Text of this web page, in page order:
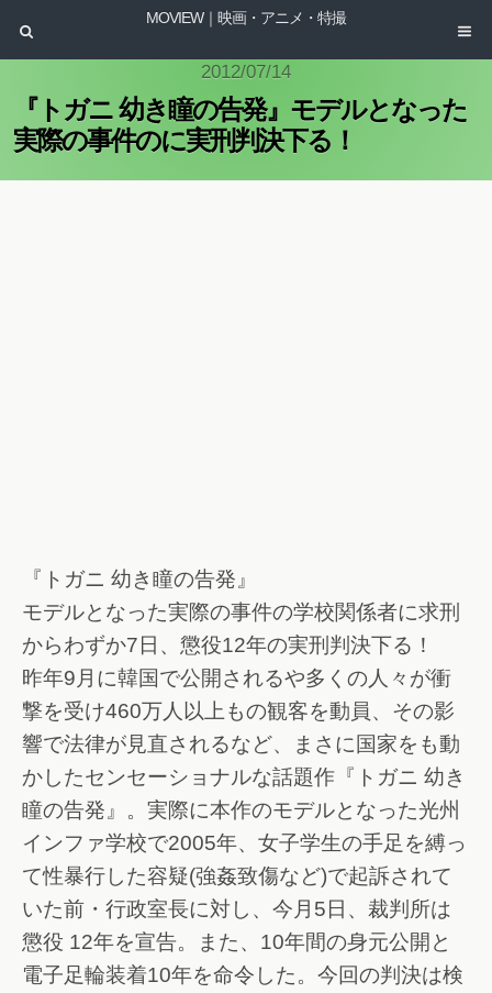
MOVIEW｜映画・アニメ・特撮
2012/07/14
『トガニ 幼き瞳の告発』モデルとなった
実際の事件のに実刑判決下る！
『トガニ 幼き瞳の告発』
モデルとなった実際の事件の学校関係者に求刑
からわずか7日、懲役12年の実刑判決下る！
昨年9月に韓国で公開されるや多くの人々が衝
撃を受け460万人以上もの観客を動員、その影
響で法律が見直されるなど、まさに国家をも動
かしたセンセーショナルな話題作『トガニ 幼き
瞳の告発』。実際に本作のモデルとなった光州
インファ学校で2005年、女子学生の手足を縛っ
て性暴行した容疑(強姦致傷など)で起訴されて
いた前・行政室長に対し、今月5日、裁判所は
懲役 12年を宣告。また、10年間の身元公開と
電子足輪装着10年を命令した。今回の判決は検